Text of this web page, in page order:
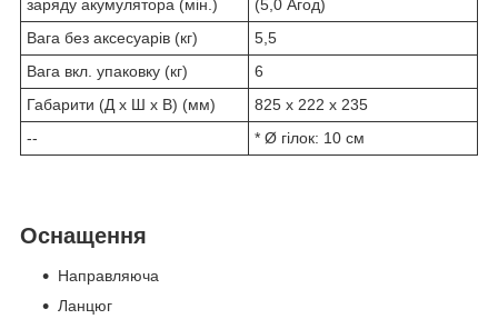
заряду акумулятора (мін.)
(5,0 Aгод)
Вага без аксесуарів (кг)
5,5
Вага вкл. упаковку (кг)
6
Габарити (Д x Ш x В) (мм)
825 x 222 x 235
--
* Ø гілок: 10 см
Оснащення
Направляюча
Ланцюг